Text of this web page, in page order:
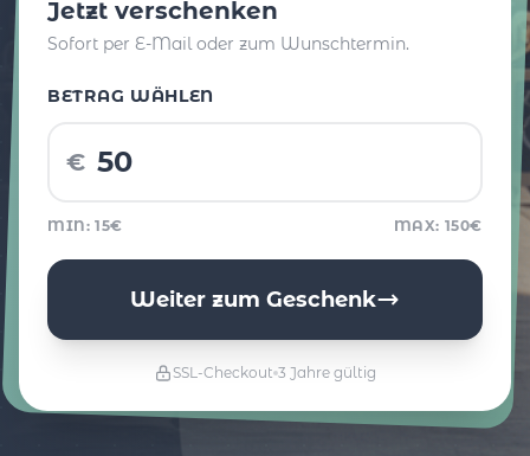
Jetzt verschenken
Sofort per E-Mail oder zum Wunschtermin.
BETRAG WÄHLEN
€
MIN: 15€ MAX: 150€
Weiter zum Geschenk
SSL-Checkout 3 Jahre gültig